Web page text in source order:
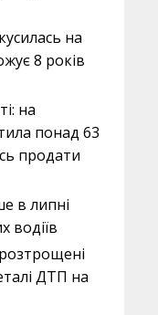
на
8 років
на
понад 63
продати
в липні
водіїв
ДТП на